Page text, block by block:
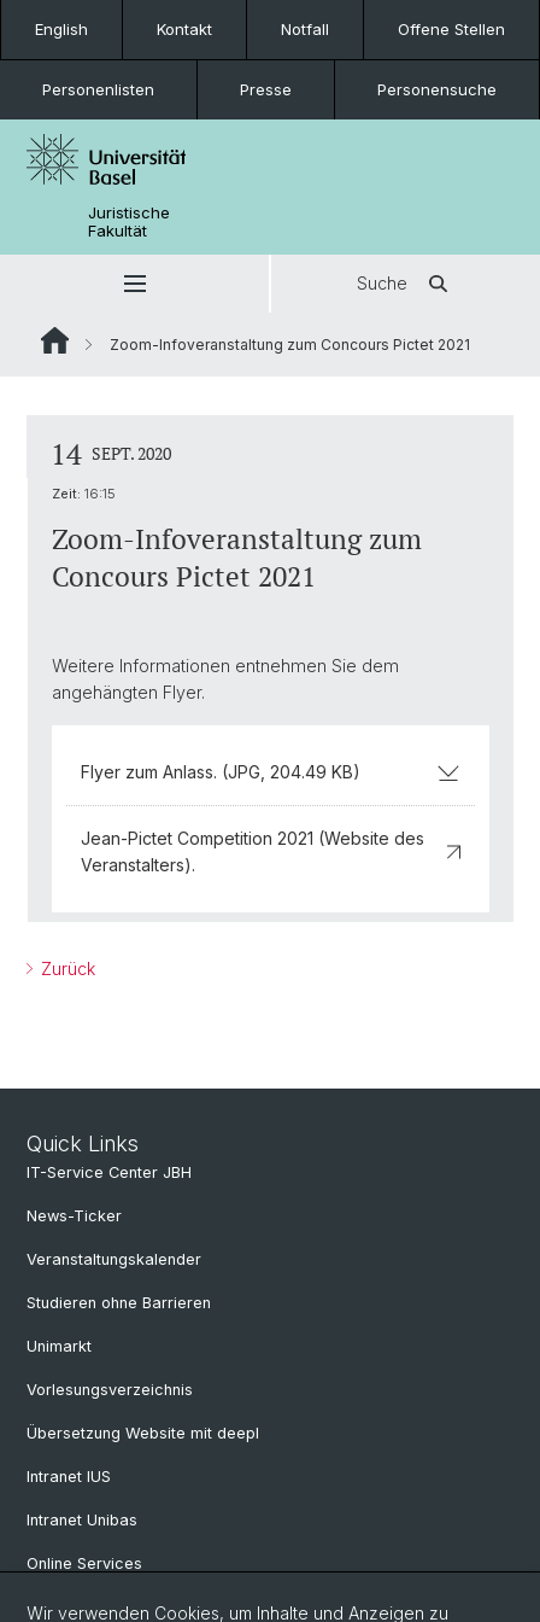
English Kontakt Notfall Offene Stellen
Personenlisten Presse Personensuche
Juristische
Fakultät
Suche
Zoom-Infoveranstaltung zum Concours Pictet 2021
14 SEPT. 2020
Zeit: 16:15
Zoom-Infoveranstaltung zum
Concours Pictet 2021
Weitere Informationen entnehmen Sie dem
angehängten Flyer.
Flyer zum Anlass. (JPG, 204.49 KB)
Jean-Pictet Competition 2021 (Website des
Veranstalters).
Zurück
Quick Links
IT-Service Center JBH
News-Ticker
Veranstaltungskalender
Studieren ohne Barrieren
Unimarkt
Vorlesungsverzeichnis
Übersetzung Website mit deepl
Intranet IUS
Intranet Unibas
Online Services
Wir verwenden Cookies, um Inhalte und Anzeigen zu